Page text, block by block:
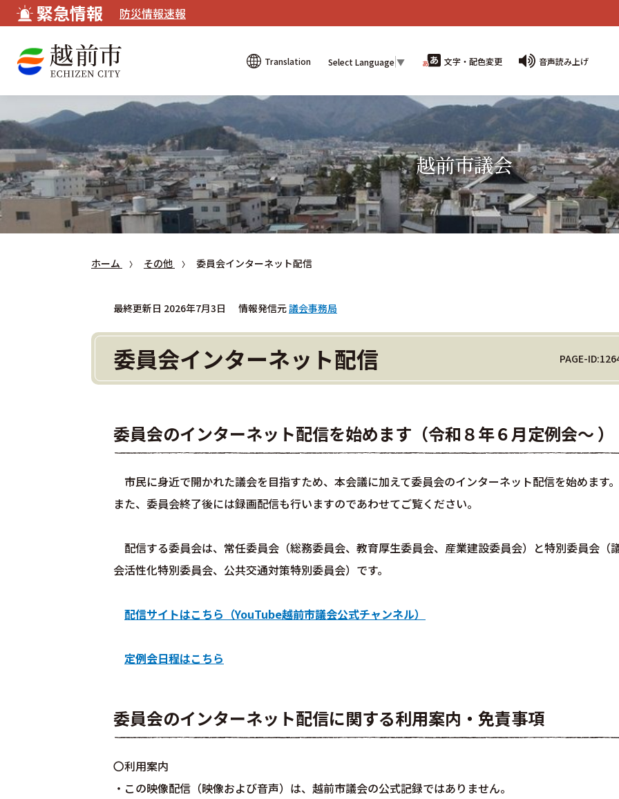
緊急情報 防災情報速報
Translation
Select Language▼ 文字・配色変更 音声読み上げ
越前市議会
ホーム その他 委員会インターネット配信
最終更新日 2026年7月3日 情報発信元議会事務局
委員会インターネット配信 PAGE-
委員会のインターネット配信を始めます（令和８年６月定例会～ ）
市民に身近で開かれた議会を目指すため、本会議に加えて委員会のインターネット配信を始めます。
また、委員会終了後には録画配信も行いますのであわせてご覧ください。
配信する委員会は、常任委員会（総務委員会、教育厚生委員会、産業建設委員会）と特別委員会（
会活性化特別委員会、公共交通対策特別委員会）です。
配信サイトはこちら（YouTube越前市議会公式チャンネル）
定例会日程はこちら
委員会のインターネット配信に関する利用案内・免責事項
〇利用案内
・この映像配信（映像および音声）は、越前市議会の公式記録ではありません。